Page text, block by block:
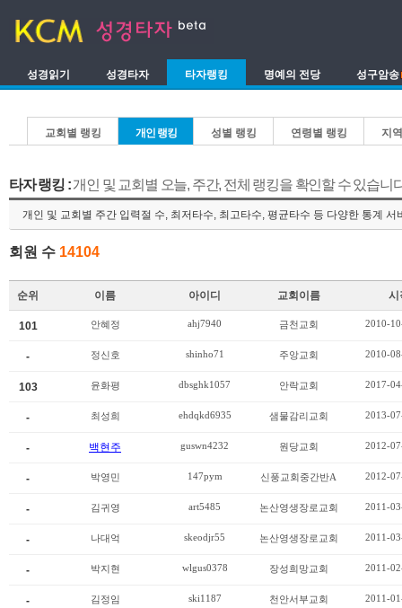
성경읽기 성경타자 타자랭킹 명예의 전당 성구암송
교회별 랭킹 개인 랭킹 성별 랭킹 연령별 랭킹 지
타자 랭킹 :개인 및 교회별 오늘, 주간, 전체 랭킹을 확인할 수 있습니
개인 및 교회별 주간 입력절 수, 최저타수, 최고타수, 평균타수 등 다양한 통계 서
회원 수 14104
순위 이름 아이디 교회이름 시
101 안혜정 ahj7940 금천교회 2010-
- 정신호 shinho71 주앙교회 2010-
103 윤화평 dbsghk1057 안락교회 2017-
- 최성희 ehdqkd6935 샘물감리교회 2013-
- 백현주 guswn4232 원당교회 2012-
- 박영민 147pym 신풍교회중간반A 2012-
- 김귀영 art5485 논산영생장로교회 2011-
- 나대억 skeodjr55 논산영생장로교회 2011-
- 박지현 wlgus0378 장성희망교회 2011-
- 김정임 ski1187 천안서부교회 2011-